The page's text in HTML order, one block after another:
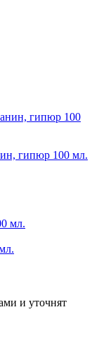
гипюр 100 мл.
и уточнят